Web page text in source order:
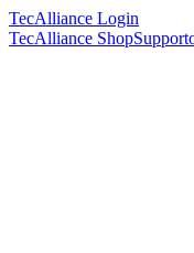
TecAlliance Login
TecAlliance Shop